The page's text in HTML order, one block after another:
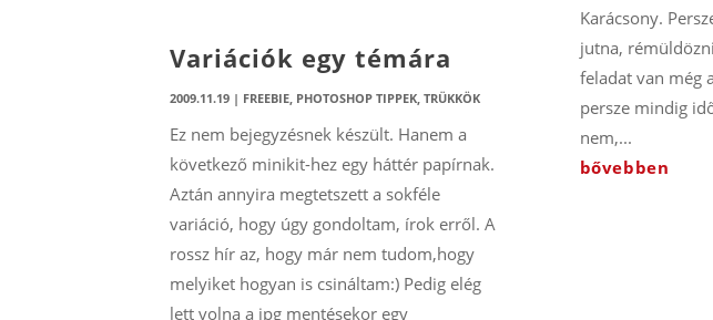
Variációk egy témára
2009.11.19 | FREEBIE PHOTOSHOP TIPPEK, TRÜKKÖK
Ez nem bejegyzésnek készült. Hanem a
következő minikit-hez egy háttér papírnak.
Aztán annyira megtetszett a sokféle
variáció, hogy úgy gondoltam, írok erről. A
rossz hír az, hogy már nem tudom,hogy
melyiket hogyan is csináltam:) Pedig elég
lett volna a jpg mentésekor egy
Karácsony.
jutna,
feladat van még
persze mindig
nem,...
bővebben